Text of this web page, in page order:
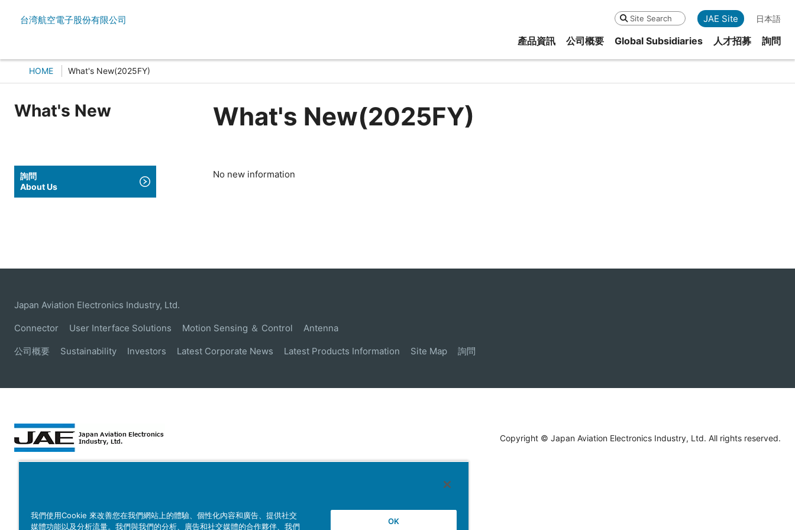
台湾航空電子股份有限公司 Search JAE Site 日本語
產品資訊 公司概要 Global Subsidiaries 人才招募 詢問
HOME What's New(2025FY)
What's New
詢問
About Us
What's New(2025FY)
No new information
Japan Aviation Electronics Industry, Ltd.
Connector User Interface Solutions Motion Sensing ＆ Control Antenna
公司概要 Sustainability Investors Latest Corporate News Latest Products Information Site Map 詢問
Copyright © Japan Aviation Electronics Industry, Ltd. All rights reserved.
我們使用Cookie 來改善您在我們網站上的體驗、個性化內容和廣告、提供社交
媒體功能以及分析流量。我們與我們的分析、廣告和社交媒體的合作夥伴、我們
OK